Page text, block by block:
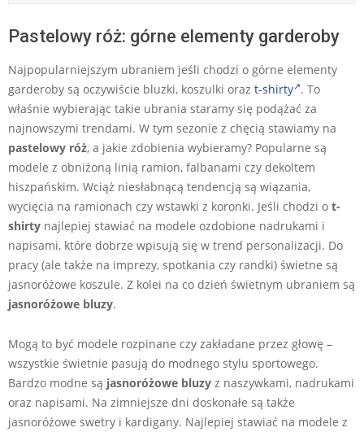
Pastelowy róż: górne elementy garderoby
Najpopularniejszym ubraniem jeśli chodzi o górne elementy
garderoby są oczywiście bluzki, koszulki oraz t-shirty . To
właśnie wybierając takie ubrania staramy się podążać za
najnowszymi trendami. W tym sezonie z chęcią stawiamy na
pastelowy róż, a jakie zdobienia wybieramy? Popularne są
modele z obniżoną linią ramion, falbanami czy dekoltem
hiszpańskim. Wciąż niesłabnącą tendencją są wiązania,
wycięcia na ramionach czy wstawki z koronki. Jeśli chodzi o t-
shirty najlepiej stawiać na modele ozdobione nadrukami i
napisami, które dobrze wpisują się w trend personalizacji. Do
pracy (ale także na imprezy, spotkania czy randki) świetne są
jasnoróżowe koszule. Z kolei na co dzień świetnym ubraniem są
jasnoróżowe bluzy.
Mogą to być modele rozpinane czy zakładane przez głowę –
wszystkie świetnie pasują do modnego stylu sportowego.
Bardzo modne są jasnoróżowe bluzy z naszywkami, nadrukami
oraz napisami. Na zimniejsze dni doskonałe są także
jasnoróżowe swetry i kardigany. Najlepiej stawiać na modele z